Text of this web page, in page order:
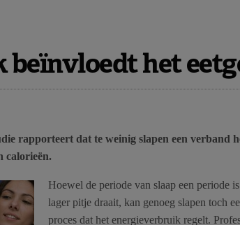
beïnvloedt het
rapporteert dat te weinig slapen een verband
calorieën.
Hoewel de periode van slaap een periode
lager pitje draait, kan genoeg slapen toch
proces dat het energieverbruik regelt.